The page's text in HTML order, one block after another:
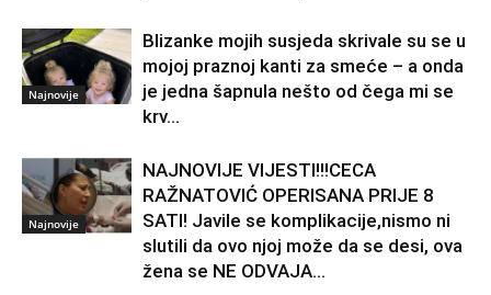
Najnovije
Blizanke mojih susjeda skrivale su se u
mojoj praznoj kanti za smeće – a onda
je jedna šapnula nešto od čega mi se
krv...
Najnovije
NAJNOVIJE VIJESTI!!!CECA
RAŽNATOVIĆ OPERISANA PRIJE 8
SATI! Javile se komplikacije,nismo ni
slutili da ovo njoj može da se desi, ova
žena se NE ODVAJA...